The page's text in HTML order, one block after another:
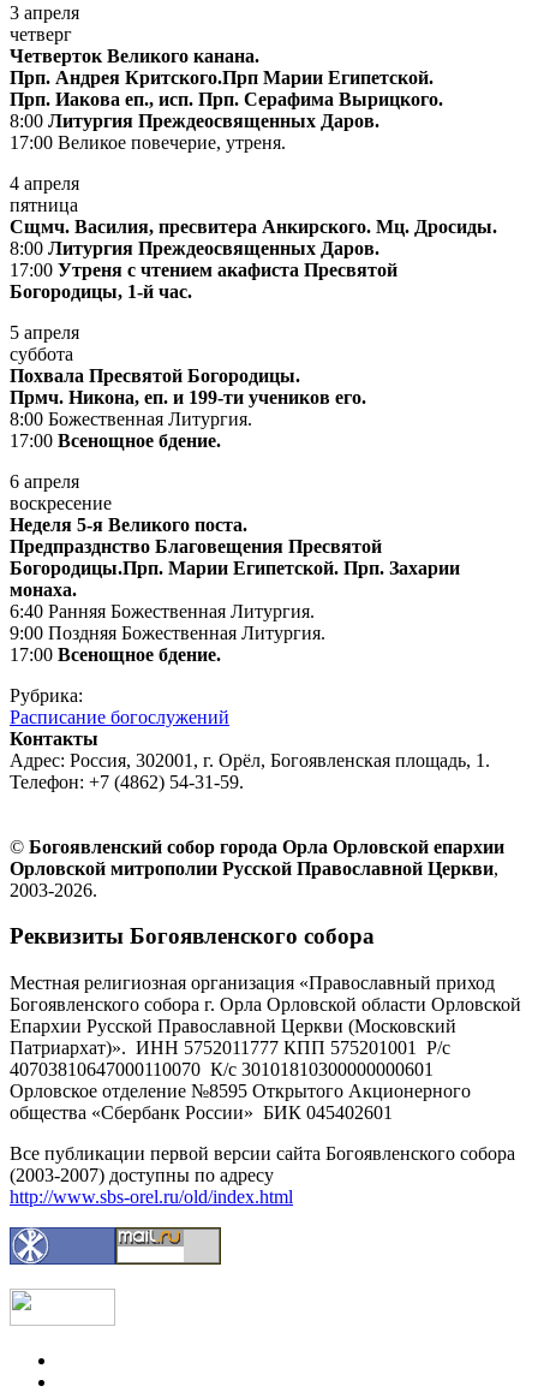
3 апреля
четверг
Четверток Великого канана.
Прп. Андрея Критского.Прп Марии Египетской.
Прп. Иакова еп., исп. Прп. Серафима Вырицкого.
8:00 Литургия Преждеосвященных Даров.
17:00 Великое повечерие, утреня.
4 апреля
пятница
Сщмч. Василия, пресвитера Анкирского. Мц. Дросиды.
8:00 Литургия Преждеосвященных Даров.
17:00 Утреня с чтением акафиста Пресвятой
Богородицы, 1-й час.
5 апреля
суббота
Похвала Пресвятой Богородицы.
Прмч. Никона, еп. и 199-ти учеников его.
8:00 Божественная Литургия.
17:00 Всенощное бдение.
6 апреля
воскресение
Неделя 5-я Великого поста.
Предпразднство Благовещения Пресвятой
Богородицы.Прп. Марии Египетской. Прп. Захарии
монаха.
6:40 Ранняя Божественная Литургия.
9:00 Поздняя Божественная Литургия.
17:00 Всенощное бдение.
Рубрика:
Расписание богослужений
Контакты
Адрес: Россия, 302001, г. Орёл, Богоявленская площадь, 1.
Телефон: +7 (4862) 54-31-59.
© Богоявленский собор города Орла Орловской епархии
Орловской митрополии Русской Православной Церкви,
2003-2026.
Реквизиты Богоявленского собора
Местная религиозная организация «Православный приход
Богоявленского собора г. Орла Орловской области Орловской
Епархии Русской Православной Церкви (Московский
Патриархат)». ИНН 5752011777 КПП 575201001 Р/с
40703810647000110070 К/с 30101810300000000601
Орловское отделение №8595 Открытого Акционерного
общества «Сбербанк России» БИК 045402601
Все публикации первой версии сайта Богоявленского собора
(2003-2007) доступны по адресу
http://www.sbs-orel.ru/old/index.html